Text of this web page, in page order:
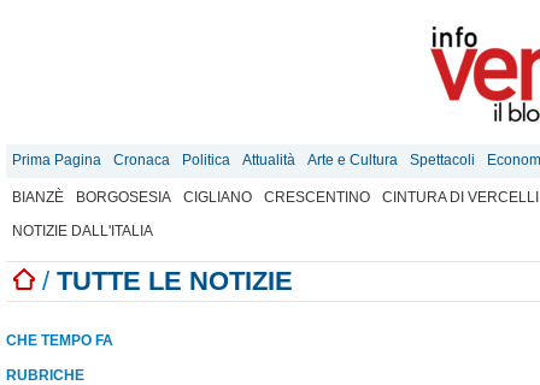
Prima Pagina Cronaca Politica Attualità Arte e Cultura Spettacoli
BIANZÈ BORGOSESIA CIGLIANO CRESCENTINO
CINTURA DI VERCELLI
NOTIZIE DALL'ITALIA
/ TUTTE LE NOTIZIE
CHE TEMPO FA
RUBRICHE